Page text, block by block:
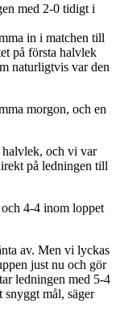
med 2-0 tidigt i
in i matchen till
på första halvlek
naturligtvis var den
morgon, och en
halvlek, och vi var
på ledningen till
4-4 inom loppet
av. Men vi lyckas
just nu och gör
ledningen med 5-4
mål, säger